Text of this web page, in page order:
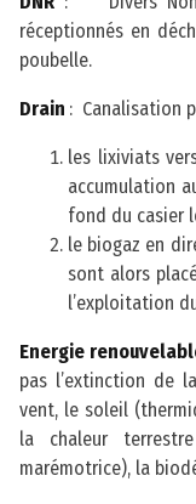
réceptionnés en
poubelle.
Drain : Canalisation
les lixiviats
accumulation
fond du casier
le biogaz en
sont alors
l’exploitation
Energie
pas l’extinction de
vent, le soleil
la chaleur terrestre
marémotrice), la